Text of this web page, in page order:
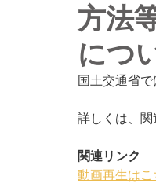
方法
につ
国土交通省
詳しくは、関
関連リンク
動画再生はこ